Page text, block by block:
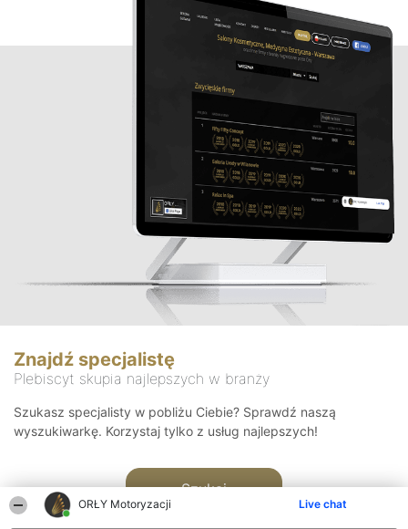
ORŁY Motoryzacji Live chat
Znajdź specjalistę
Plebiscyt skupia najlepszych w branży
Szukasz specjalisty w pobliżu Ciebie? Sprawdź naszą
wyszukiwarkę. Korzystaj tylko z usług najlepszych!
Szukaj